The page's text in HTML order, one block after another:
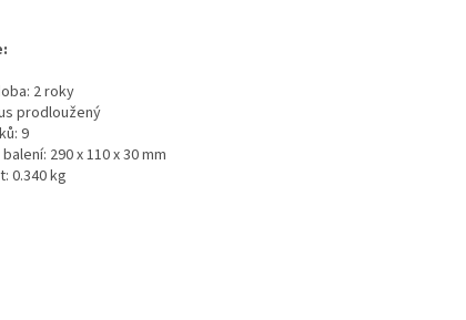
2 roky
prodloužený
9
290 x 110 x 30 mm
0.340 kg